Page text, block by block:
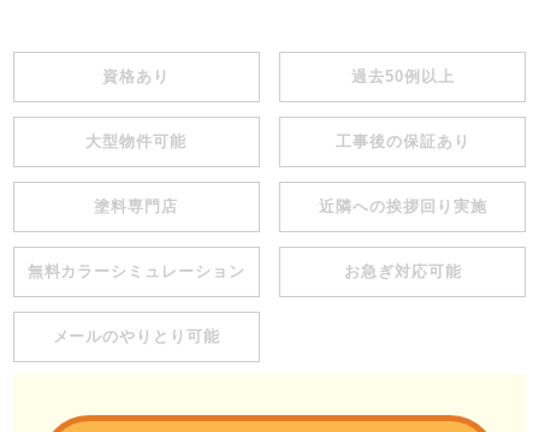
資格あり 過去50例以上
大型物件可能 工事後の保証あり
塗料専門店 近隣への挨拶回り実施
無料カラーシミュレーション お急ぎ対応可能
メールのやりとり可能